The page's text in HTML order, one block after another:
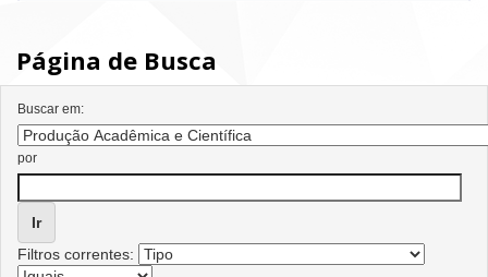
Página de Busca
Buscar em:
por
Filtros correntes: